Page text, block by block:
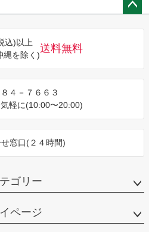
込)以上
縄を除く)
送料無料
４－７６６３
軽に(10:00〜20:00)
窓口(２４時間)
ゴリー
ページ